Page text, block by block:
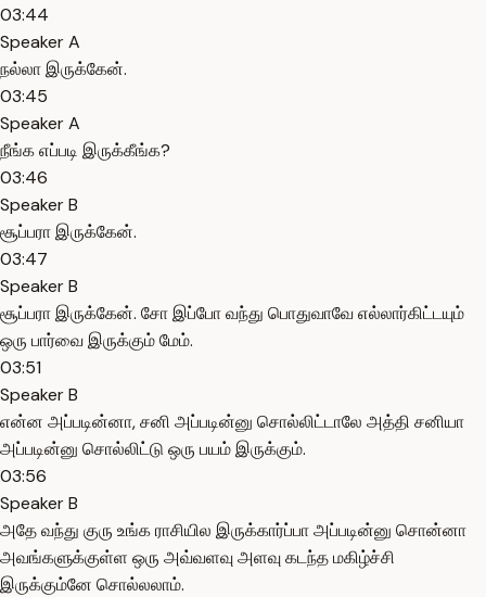
03:44
Speaker A
நல்லா இருக்கேன்.
03:45
Speaker A
நீங்க எப்படி இருக்கீங்க?
03:46
Speaker B
சூப்பரா இருக்கேன்.
03:47
Speaker B
சூப்பரா இருக்கேன். சோ இப்போ வந்து பொதுவாவே எல்லார்கிட்டயும்
ஒரு பார்வை இருக்கும் மேம்.
03:51
Speaker B
என்ன அப்படின்னா, சனி அப்படின்னு சொல்லிட்டாலே அத்தி சனியா
அப்படின்னு சொல்லிட்டு ஒரு பயம் இருக்கும்.
03:56
Speaker B
அதே வந்து குரு உங்க ராசியில இருக்கார்ப்பா அப்படின்னு சொன்னா
அவங்களுக்குள்ள ஒரு அவ்வளவு அளவு கடந்த மகிழ்ச்சி
இருக்கும்னே சொல்லலாம்.